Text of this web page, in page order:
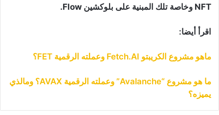
NFT وخاصة تلك المبنية على بلوكشين Flow.
اقرأ أيضا:
ماهو مشروع الكريبتو Fetch.AI وعملته الرقمية FET؟
ما هو مشروع “Avalanche” وعملته الرقمية AVAX؟ ومالذي
يميزه؟